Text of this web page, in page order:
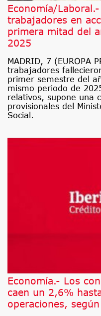
Economía/
trabajadores en
primera mitad del
2025
MADRID, 7 (EUROPA
trabajadores
primer semestre del
mismo periodo de
relativos, supone una
provisionales del
Social.
Economía.- Los
caen un 2,6%
operaciones,